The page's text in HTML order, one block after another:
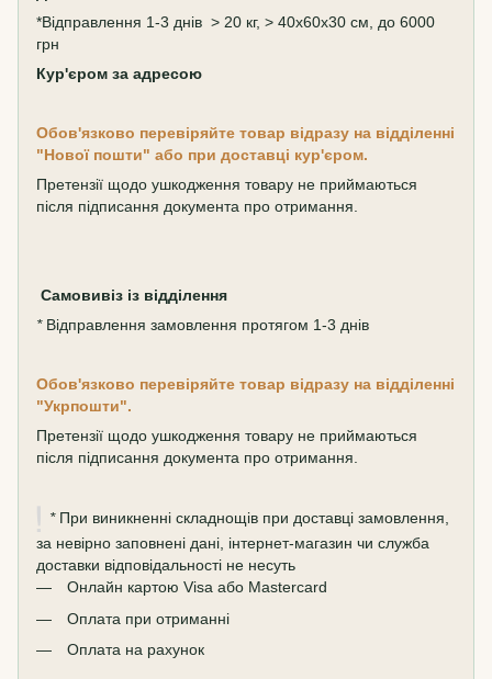
*Відправлення 1-3 днів > 20 кг, > 40х60х30 см, до 6000
грн
Кур'єром за адресою
Обов'язково перевіряйте товар відразу на відділенні
"Нової пошти" або при доставці кур'єром.
Претензії щодо ушкодження товару не приймаються
після підписання документа про отримання.
Самовивіз із відділення
* Відправлення замовлення протягом 1-3 днів
Обов'язково перевіряйте товар відразу на відділенні
"Укрпошти".
Претензії щодо ушкодження товару не приймаються
після підписання документа про отримання.
* При виникненні складнощів при доставці замовлення,
за невірно заповнені дані, інтернет-магазин чи служба
доставки відповідальності не несуть
Онлайн картою Visa або Mastercard
Оплата при отриманні
Оплата на рахунок